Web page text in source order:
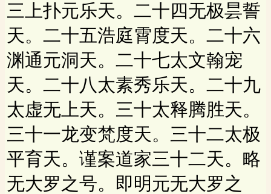
三上扑元乐天。二十四无极昙誓
天。二十五浩庭霄度天。二十六
渊通元洞天。二十七太文翰宠
天。二十八太素秀乐天。二十九
太虚无上天。三十太释腾胜天。
三十一龙变梵度天。三十二太极
平育天。谨案道家三十二天。略
无大罗之号。即明元无大罗之